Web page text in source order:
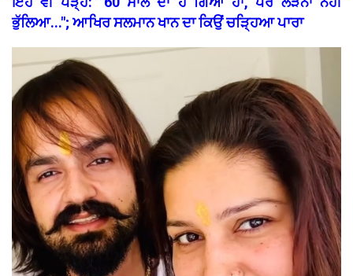
ਭੁੱਲਿਆ..."; ਆਖਿਰ ਸਲਮਾਨ ਖਾਨ ਦਾ ਕਿਉਂ ਚੜ੍ਹਿਆ ਪਾਰਾ